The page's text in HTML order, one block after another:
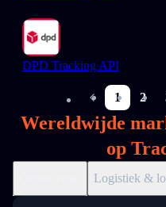
DPD Tracking API
1 2
Wereldwijde
op
Logistiek &